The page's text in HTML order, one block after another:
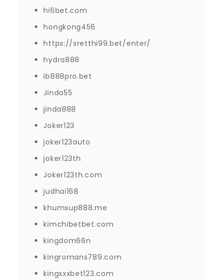
hi6bet.com
hongkong456
https://sretthi99.bet/enter/
hydra888
ib888pro.bet
Jinda55
jinda888
Joker123
joker123auto
joker123th
Joker123th.com
judhai168
khumsup888.me
kimchibetbet.com
kingdom66n
kingromans789.com
kingxxxbet123.com